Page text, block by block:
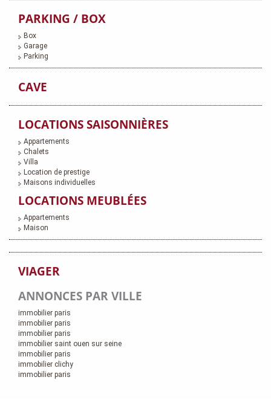
PARKING / BOX
Box
Garage
Parking
CAVE
LOCATIONS SAISONNIÈRES
Appartements
Chalets
Villa
Location de prestige
Maisons individuelles
LOCATIONS MEUBLÉES
Appartements
Maison
VIAGER
ANNONCES PAR VILLE
immobilier paris
immobilier paris
immobilier paris
immobilier saint ouen sur seine
immobilier paris
immobilier clichy
immobilier paris